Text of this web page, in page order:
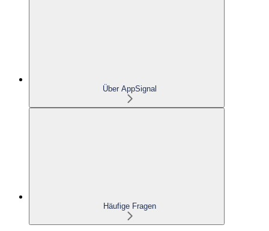
Über AppSignal
Häufige Fragen